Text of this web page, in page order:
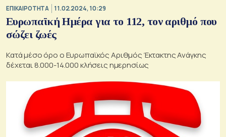
ΕΠΙΚΑΙΡΟΤΗΤΑ 11.02.2024, 10:29
Ευρωπαϊκή Ημέρα για το 112, τον αριθμό που
σώζει ζωές
Κατά μέσο όρο ο Ευρωπαϊκός Αριθμός Έκτακτης Ανάγκης
δέχεται 8.000-14.000 κλήσεις ημερησίως